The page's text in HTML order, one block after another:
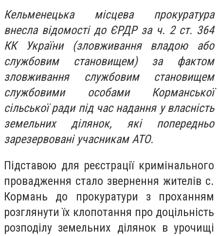
Кельменецька місцева прокуратура
внесла відомості до ЄРДР за ч. 2 ст. 364
КК України (зловживання владою або
службовим становищем) за фактом
зловживання службовим становищем
службовими особами Корманської
сільської ради під час надання у власність
земельних ділянок, які попередньо
зарезервовані учасникам АТО.
Підставою для реєстрації кримінального
провадження стало звернення жителів с.
Кормань до прокуратури з проханням
розглянути їх клопотання про доцільність
розподілу земельних ділянок в урочищі